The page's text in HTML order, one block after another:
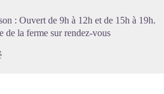
: Ouvert de 9h à 12h et de 15h à 19h.
de la ferme sur rendez-vous